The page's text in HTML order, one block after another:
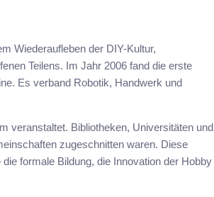
Wiederaufleben der DIY-Kultur,
Teilens. Im Jahr 2006 fand die erste
Es verband Robotik, Handwerk und
veranstaltet. Bibliotheken, Universitäten und
zugeschnitten waren. Diese
formale Bildung, die Innovation der Hobby